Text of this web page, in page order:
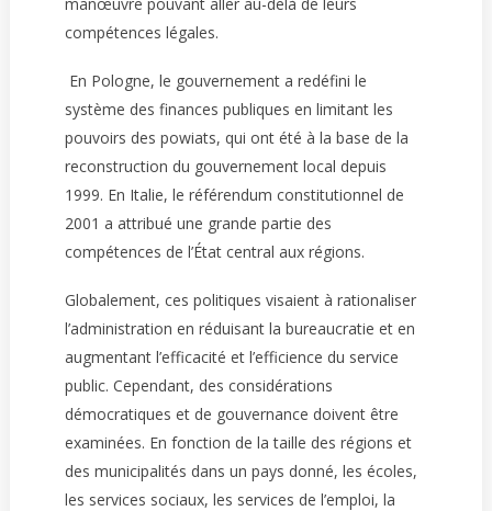
compétences légales.
En Pologne, le gouvernement a redéfini le
système des finances publiques en limitant les
pouvoirs des powiats, qui ont été à la base de la
reconstruction du gouvernement local depuis
1999. En Italie, le référendum constitutionnel de
2001 a attribué une grande partie des
compétences de l’État central aux régions.
Globalement, ces politiques visaient à rationaliser
l’administration en réduisant la bureaucratie et en
augmentant l’efficacité et l’efficience du service
public. Cependant, des considérations
démocratiques et de gouvernance doivent être
examinées. En fonction de la taille des régions et
des municipalités dans un pays donné, les écoles,
les services sociaux, les services de l’emploi, la